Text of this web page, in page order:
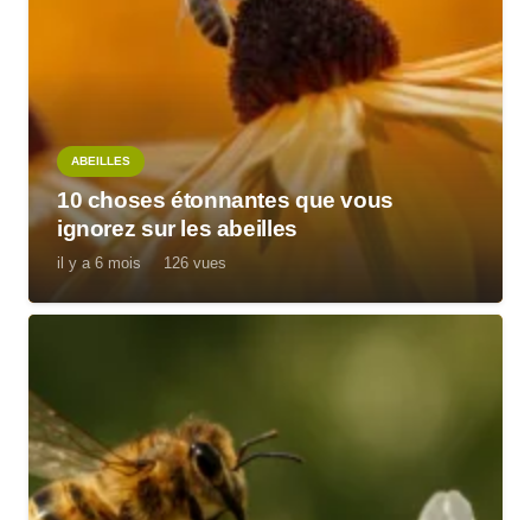
ABEILLES
10 choses étonnantes que vous
ignorez sur les abeilles
il y a 6 mois 126 vues